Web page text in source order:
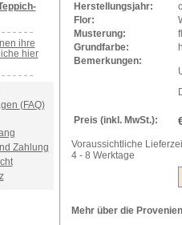
ihre
hier
(FAQ)
Zahlung
Herstellungsjahr:
Flor:
Musterung:
Grundfarbe:
Bemerkungen:
Preis (inkl. MwSt.):
Voraussichtliche
4 - 8 Werktage
Mehr über die